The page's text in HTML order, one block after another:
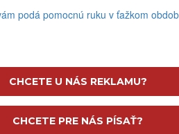
CHCETE U NÁS REKLAMU?
CHCETE PRE NÁS PÍSAŤ?